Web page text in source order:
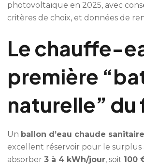
photovoltaïque en 2025, avec
critères de choix, et données de
Le chauffe-
première
naturelle” du
Un ballon d’eau chaude sanitaire
excellent réservoir pour le surplus
absorber 3 à 4 kWh/jour, soit 100